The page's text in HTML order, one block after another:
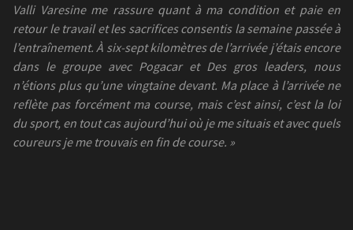
Valli Varesine me rassure quant à ma condition et paie en
retour le travail et les sacrifices consentis la semaine passée à
l’entraînement. À six-sept kilomètres de l’arrivée j’étais encore
dans le groupe avec Pogacar et Des gros leaders, nous
n’étions plus qu’une vingtaine devant. Ma place à l’arrivée ne
reflète pas forcément ma course, mais c’est ainsi, c’est la loi
du sport, en tout cas aujourd’hui où je me situais et avec quels
coureurs je me trouvais en fin de course. »